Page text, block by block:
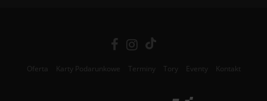
Oferta Karty Podarunkowe Terminy Tory Eventy Kontakt